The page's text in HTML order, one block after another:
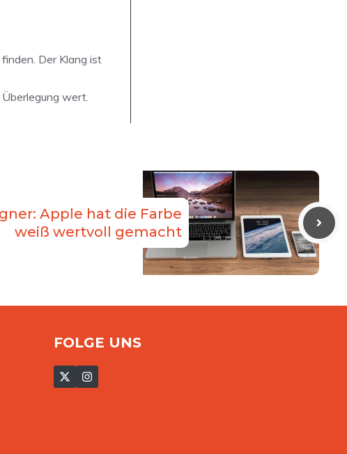
Der Klang ist
wert.
Apple hat die Farbe
weiß wertvoll gemacht
FOLGE UNS